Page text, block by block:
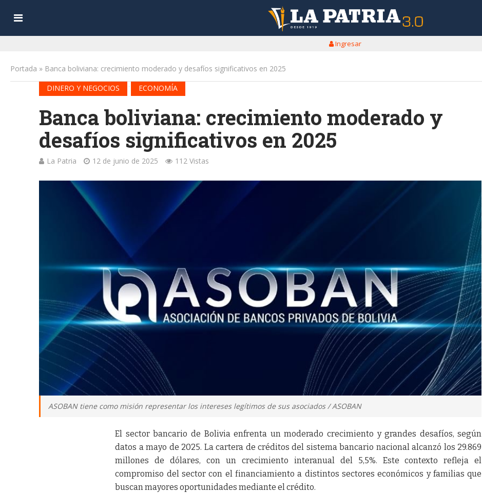
Ingresar
Portada » Banca boliviana: crecimiento moderado y desafíos significativos en 2025
DINERO Y NEGOCIOS
ECONOMÍA
Banca boliviana: crecimiento moderado y
desafíos significativos en 2025
La Patria 12 de junio de 2025 112 Vistas
ASOBAN tiene como misión representar los intereses legítimos de sus asociados / ASOBAN
El sector bancario de Bolivia enfrenta un moderado crecimiento y grandes desafíos, según
datos a mayo de 2025. La cartera de créditos del sistema bancario nacional alcanzó los 29.869
millones de dólares, con un crecimiento interanual del 5,5%. Este contexto refleja el
compromiso del sector con el financiamiento a distintos sectores económicos y familias que
buscan mayores oportunidades mediante el crédito.